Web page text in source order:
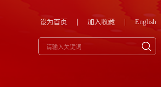
设为首页 加入收藏 English